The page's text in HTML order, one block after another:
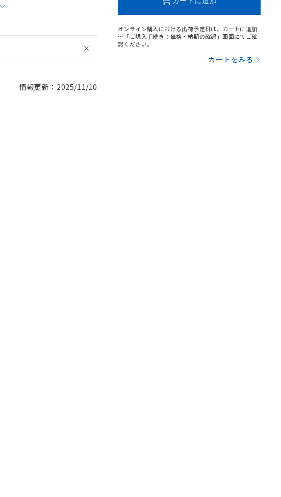
情報更新：2025/11/10
オンライン購入における出荷予定日は、カートに追加
～「ご購入手続き：価格・納期の確認」画面にてご確
認ください。
カートをみる
価格(税抜)を提供させていただ
な商品です。
予定のある商品です。
品を出す予定はありません。
は確認中の商品です。
合などやむを得ず変更すること
す。